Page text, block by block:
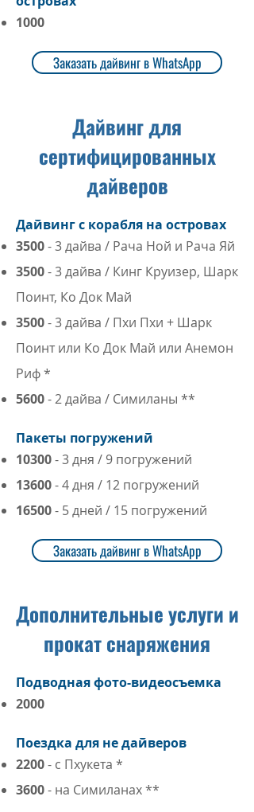
1000
Заказать дайвинг в WhatsApp
Дайвинг для
сертифицированных
дайверов
Дайвинг с корабля на островах
3500- 3 дайва / Рача Ной и Рача Яй
3500- 3 дайва / Кинг Круизер, Шарк
Поинт, Ко Док Май
3500- 3 дайва / Пхи Пхи + Шарк
Поинт или Ко Док Май или Анемон
Риф *
5600- 2 дайва / Симиланы **
Пакеты погружений
10300- 3 дня / 9 погружений
13600- 4 дня / 12 погружений
16500- 5 дней / 15 погружений
Заказать дайвинг в WhatsApp
Дополнительные услуги и
прокат снаряжения
Подводная фото-видеосъемка
2000
Поездка для не дайверов
2200- с Пхукета *
3600- на Симиланах **